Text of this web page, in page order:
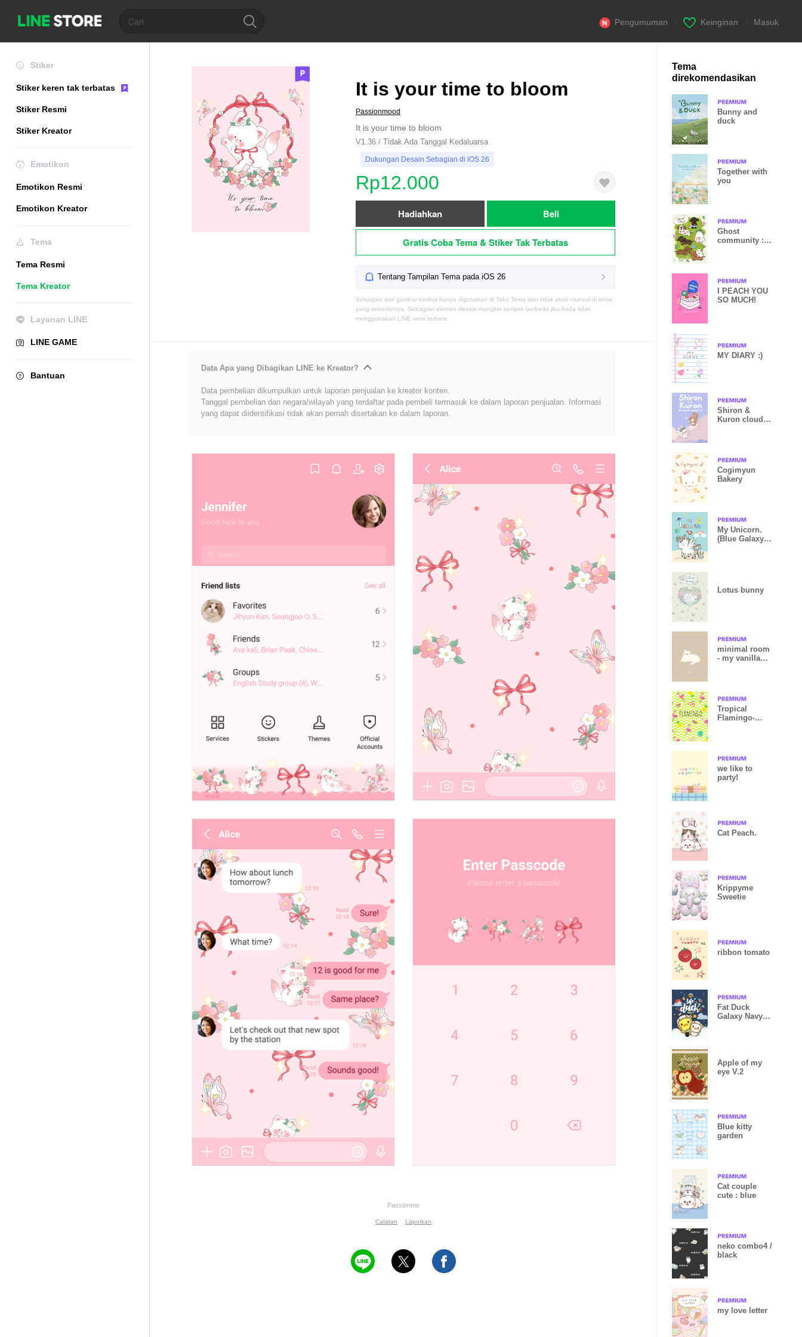
Pengumuman Keinginan Masuk
Stiker
Stiker keren tak terbatas
Stiker Resmi
Stiker Kreator
Emotikon
Emotikon Resmi
Emotikon Kreator
Tema
Tema Resmi
Tema Kreator
Layanan LINE
LINE GAME
Bantuan
It is your time to bloom
Passionmood
It is your time to bloom
V1.36 / Tidak Ada Tanggal Kedaluarsa
Dukungan Desain Sebagian di iOS 26
Rp12.000
Hadiahkan Beli
Gratis Coba Tema & Stiker Tak Terbatas
Tentang Tampilan Tema pada iOS 26
Sebagian dari gambar berikut hanya digunakan di Toko Tema dan tidak akan muncul di tema
yang sebenarnya. Sebagian elemen desain mungkin tampak berbeda jika Anda tidak
menggunakan LINE versi terbaru.
Data Apa yang Dibagikan LINE ke Kreator?
Data pembelian dikumpulkan untuk laporan penjualan ke kreator konten.
Tanggal pembelian dan negara/wilayah yang terdaftar pada pembeli termasuk ke dalam laporan penjualan. Informasi
yang dapat diidentifikasi tidak akan pernah disertakan ke dalam laporan.
Passionme
Catatan Laporkan
Tema
direkomendasikan
Bunny and
duck
Together with
you
Ghost
community :
I PEACH YOU
SO MUCH!
MY DIARY :)
Shiron &
Kuron cloud
Cogimyun
Bakery
My Unicorn.
(Blue Galaxy
Lotus bunny
minimal room
- my vanilla
Tropical
Flamingo-
we like to
party!
Cat Peach.
Krippyme
Sweetie
ribbon tomato
Fat Duck
Galaxy Navy
Apple of my
eye V.2
Blue kitty
garden
Cat couple
cute : blue
neko combo4 /
black
my love letter